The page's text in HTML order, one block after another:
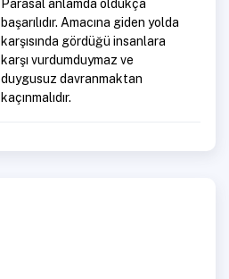
Parasal anlamda oldukça
başarılıdır. Amacına giden yolda
karşısında gördüğü insanlara
karşı vurdumduymaz ve
duygusuz davranmaktan
kaçınmalıdır.